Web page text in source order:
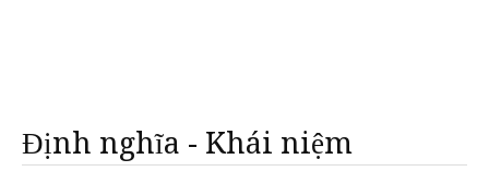
Định nghĩa - Khái niệm